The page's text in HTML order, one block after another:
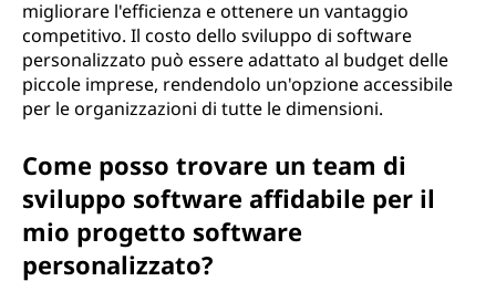
migliorare l'efficienza e ottenere un vantaggio
competitivo. Il costo dello sviluppo di software
personalizzato può essere adattato al budget delle
piccole imprese, rendendolo un'opzione accessibile
per le organizzazioni di tutte le dimensioni.
Come posso trovare un team di
sviluppo software affidabile per il
mio progetto software
personalizzato?